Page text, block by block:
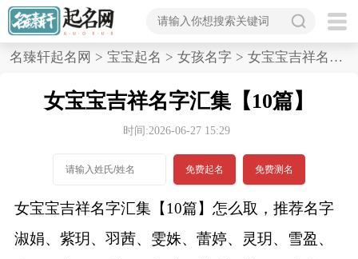
首
名
名臻轩起名网 > 宝宝起名 > 女孩名字 > 女宝宝吉祥名字汇集,10篇
女宝宝吉祥名字汇集【10篇】
时间:2026-06-27 15:29
免费起名 免费测名
女宝宝吉祥名字汇集【10篇】怎么取，推荐名字
淑娟、紫玥、羽茜、雯姝、蕾婷、灵玥、雪盈、